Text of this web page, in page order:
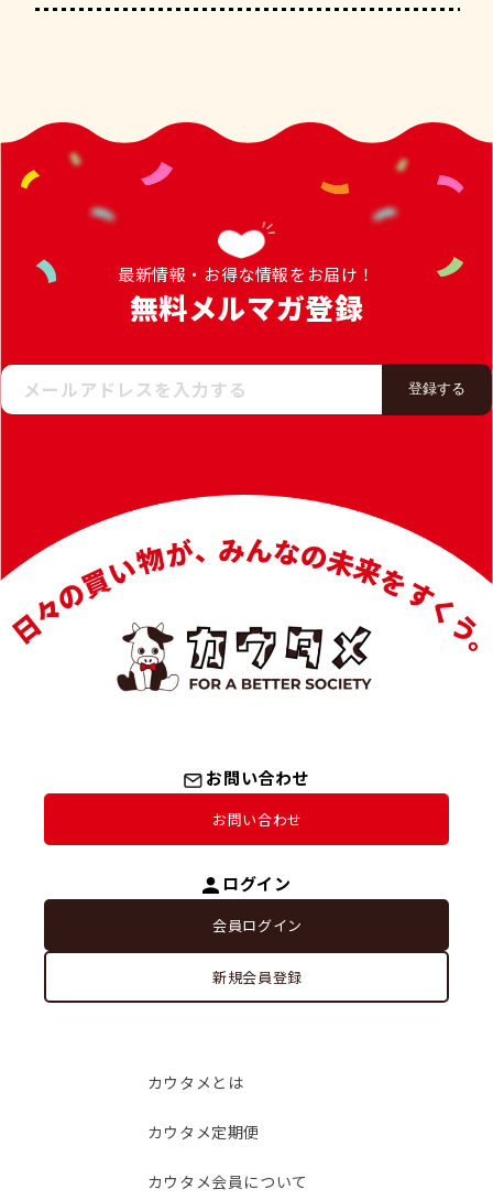
最新情報・お得な情報をお届け！
無料メルマガ登録
メールアドレスを入力する 登録する
お問い合わせ
お問い合わせ
ログイン
会員ログイン
新規会員登録
カウタメとは
カウタメ定期便
カウタメ会員について